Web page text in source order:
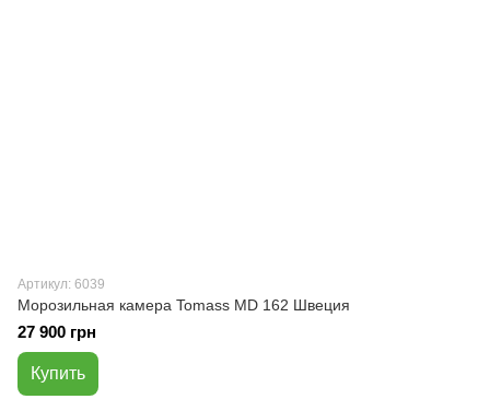
Артикул: 6039
Морозильная камера Tomass MD 162 Швеция
27 900 грн
Купить